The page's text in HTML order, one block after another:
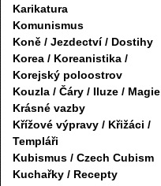
Karikatura
Komunismus
Koně / Jezdectví / Dostihy
Korea / Koreanistika /
Korejský poloostrov
Kouzla / Čáry / Iluze / Magie
Krásné vazby
Křížové výpravy / Křižáci /
Templáři
Kubismus / Czech Cubism
Kuchařky / Recepty